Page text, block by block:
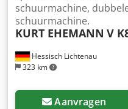
Hessisch Lichtenau
323 km
schuurmachine,
schuurmachine.
KURT EHEMANN V
Aanvragen